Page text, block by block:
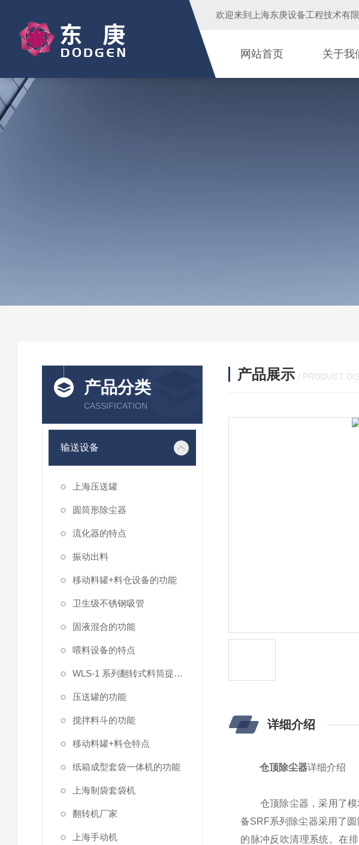
欢迎来到 上海东庚设备工程技术有
网站首页 关于我
产品分类
CASSIFICATION
输送设备
上海压送罐
圆筒形除尘器
流化器的特点
振动出料
移动料罐+料仓设备的功能
卫生级不锈钢吸管
固液混合的功能
喂料设备的特点
WLS-1 系列翻转式料筒提升机
压送罐的功能
搅拌料斗的功能
移动料罐+料仓​特点
纸箱成型套袋一体机的功能
上海制袋套袋机
翻转机厂家
上海手动机
产品展示 / PRODUCT
详细介绍
仓顶除尘器详细介绍
仓顶除尘器，采用了模
备SRF系列除尘器采用了
的脉冲反吹清理系统。在